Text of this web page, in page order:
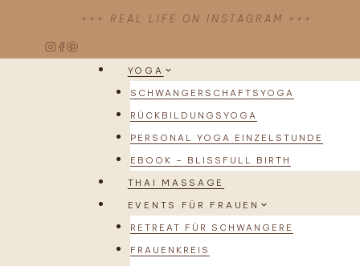
springen
+++ REAL LIFE ON INSTAGRAM +++
YOGA
SCHWANGERSCHAFTSYOGA
RÜCKBILDUNGSYOGA
PERSONAL YOGA EINZELSTUNDE
EBOOK – BLISSFULL BIRTH
THAI MASSAGE
EVENTS FÜR FRAUEN
RETREAT FÜR SCHWANGERE
FRAUENKREIS